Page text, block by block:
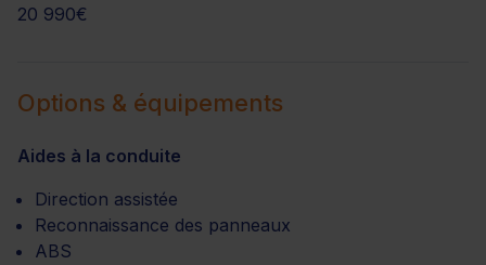
20 990€
Options & équipements
Aides à la conduite
Direction assistée
Reconnaissance des panneaux
ABS